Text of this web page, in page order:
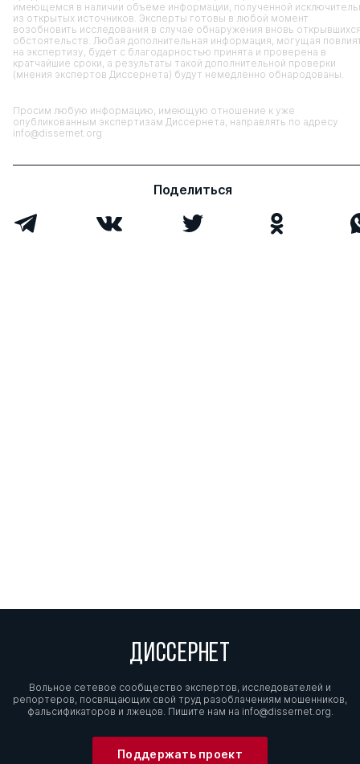
имеющемся в наличии объеме информации, полученной
из открытых источников. Эксперты готовы в любой момент
возобновить исследования в случае обнаружения вновь
обстоятельств. Любая дополнительная информация, могущая
на экспертизу, будет с благодарностью принята и проверена в
кратчайшие сроки, а результаты такой дополнительной проверки
(мнения экспертов Диссернета) будут немедленно обнародованы.
Просим любую информацию, имеющую отношение к уже
опубликованным экспертизам Диссернета, направлять по адресу
info@dissernet.org
Поделиться
ДИССЕРНЕТ
Вольное сетевое сообщество экспертов, исследователей и
репортеров, посвящающих свой труд разоблачениям мошенников,
фальсификаторов и лжецов. Пишите нам на info@dissernet.org.
Поддержать проект